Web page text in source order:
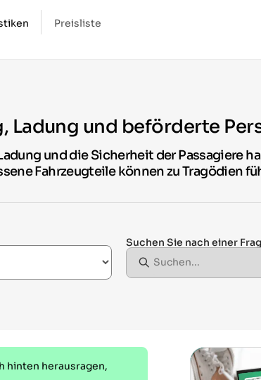
Preisliste
Ladung und beförderte
und die Sicherheit der Passagiere
Fahrzeugteile können zu Tragödien
Suchen Sie nach einer
hinten herausragen,